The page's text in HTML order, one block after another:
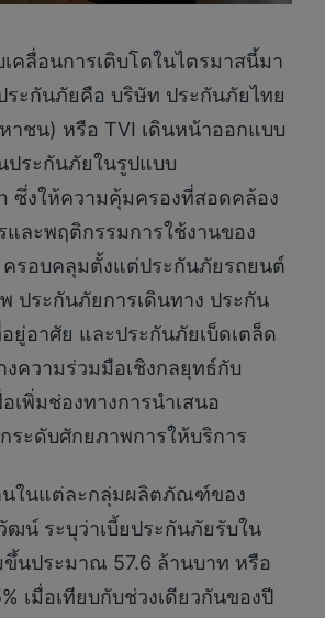
คลื่อนการเติบโตในไตรมาสนี้มา
ระกันภัยคือ บริษัท ประกันภัยไทย
ชน) หรือ TVI เดินหน้าออกแบบ
ประกันภัยในรูปแบบ
ซึ่งให้ความคุ้มครองที่สอดคล้อง
และพฤติกรรมการใช้งานของ
รอบคลุมตั้งแต่ประกันภัยรถยนต์
ประกันภัยการเดินทาง ประกัน
ยู่อาศัย และประกันภัยเบ็ดเตล็ด
งความร่วมมือเชิงกลยุทธ์กับ
เพิ่มช่องทางการนำเสนอ
ะดับศักยภาพการให้บริการ
นในแต่ละกลุ่มผลิตภัณฑ์ของ
ฒน์ ระบุว่าเบี้ยประกันภัยรับใน
นประมาณ 57.6 ล้านบาท หรือ
เมื่อเทียบกับช่วงเดียวกันของปี